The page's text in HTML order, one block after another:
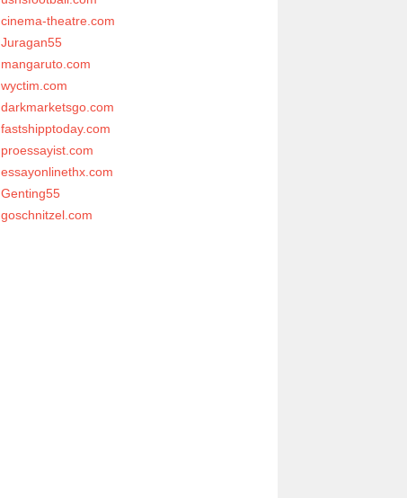
cinema-theatre.com
Juragan55
mangaruto.com
wyctim.com
darkmarketsgo.com
fastshipptoday.com
proessayist.com
essayonlinethx.com
Genting55
goschnitzel.com